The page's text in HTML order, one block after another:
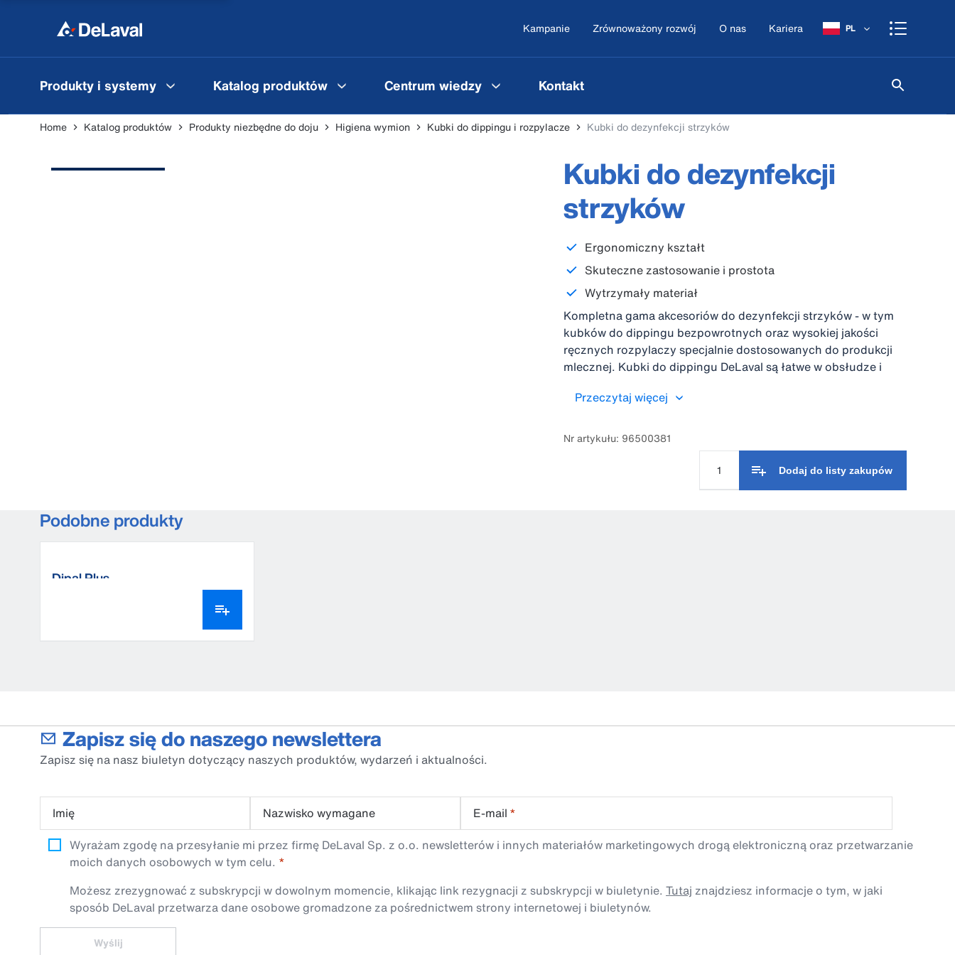
Kampanie Zrównoważony rozwój O nas Kariera PL
Produkty i systemy Katalog produktów Centrum wiedzy Kontakt
Home Katalog produktów Produkty niezbędne do doju Higiena wymion Kubki do dippingu i rozpylacze Kubki do dezynfekcji strzyków
Kubki do dezynfekcji
strzyków
Ergonomiczny kształt
Skuteczne zastosowanie i prostota
Wytrzymały materiał
Kompletna gama akcesoriów do dezynfekcji strzyków - w tym
kubków do dippingu bezpowrotnych oraz wysokiej jakości
ręcznych rozpylaczy specjalnie dostosowanych do produkcji
mlecznej. Kubki do dippingu DeLaval są łatwe w obsłudze i
Przeczytaj więcej
Nr artykułu: 96500381
Dodaj do listy zakupów
Podobne produkty
Dipal Plus
Zapisz się do naszego newslettera
Zapisz się na nasz biuletyn dotyczący naszych produktów, wydarzeń i aktualności.
Imię Nazwisko wymagane E-mail *
Wyrażam zgodę na przesyłanie mi przez firmę DeLaval Sp. z o.o. newsletterów i innych materiałów marketingowych drogą elektroniczną oraz przetwarzanie
moich danych osobowych w tym celu.
Możesz zrezygnować z subskrypcji w dowolnym momencie, klikając link rezygnacji z subskrypcji w biuletynie. Tutaj znajdziesz informacje o tym, w jaki
sposób DeLaval przetwarza dane osobowe gromadzone za pośrednictwem strony internetowej i biuletynów.
Wyślij